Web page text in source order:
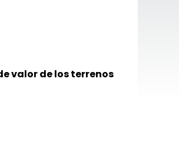
valor de los terrenos